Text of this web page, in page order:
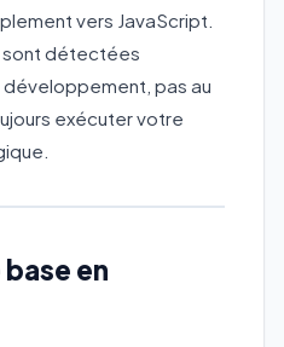
vers JavaScript.
sont détectées
pas au
exécuter votre
en